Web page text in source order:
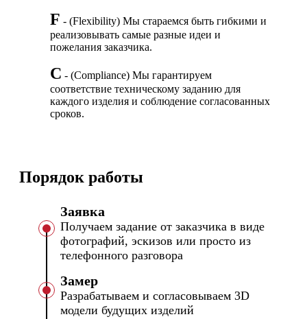
F - (Flexibility) Мы стараемся быть гибкими и
реализовывать самые разные идеи и
пожелания заказчика.
С - (Compliance) Мы гарантируем
соответствие техническому заданию для
каждого изделия и соблюдение согласованных
сроков.
Порядок работы
Заявка
Получаем задание от заказчика в виде
фотографий, эскизов или просто из
телефонного разговора
Замер
Разрабатываем и согласовываем 3D
модели будущих изделий